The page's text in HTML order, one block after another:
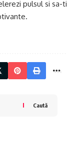
pulsul si sa-ti
Caută